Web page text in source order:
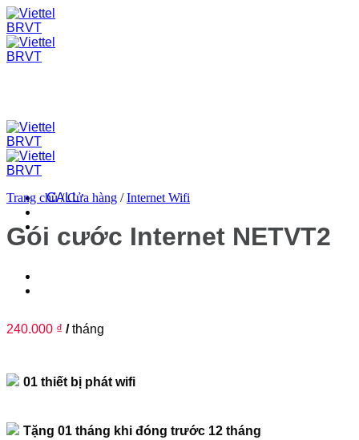
Skip
to
content
CALL
Trang chủ / Cửa hàng / Internet Wifi
Gói cước Internet NETVT2
240.000 ₫ /tháng
01 thiết bị phát wifi
Tặng 01 tháng khi đóng trước 12 tháng